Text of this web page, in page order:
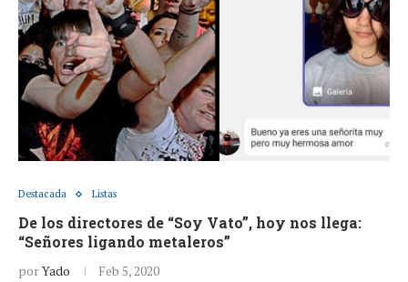
Destacada Listas
De los directores de “Soy Vato”, hoy nos llega:
“Señores ligando metaleros”
porYado Feb 5, 2020